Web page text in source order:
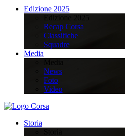
Edizione 2025
Recap Corsa
Classifiche
Squadre
Media
News
Foto
Video
Storia